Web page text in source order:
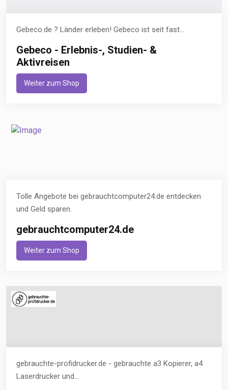
Gebeco.de ? Länder erleben! Gebeco ist seit fast...
Gebeco - Erlebnis-, Studien- &
Aktivreisen
Weiter zum Shop
Tolle Angebote bei gebrauchtcomputer24.de entdecken
und Geld sparen.
gebrauchtcomputer24.de
Weiter zum Shop
gebrauchte-profidrucker.de - gebrauchte a3 Kopierer, a4
Laserdrucker und...